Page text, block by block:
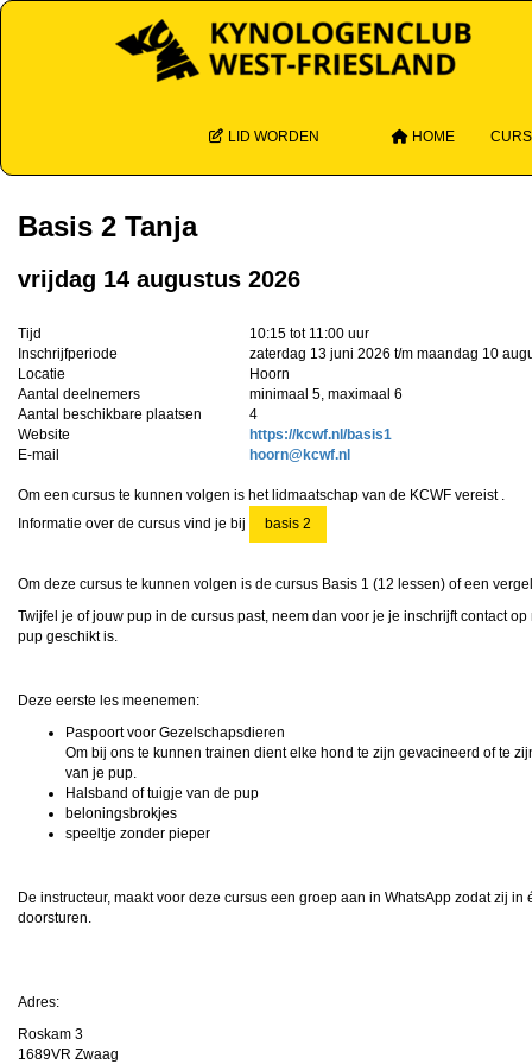
LID WORDEN HOME
Basis 2 Tanja
vrijdag 14 augustus 2026
Tijd
10:15 tot 11:00 uur
Inschrijfperiode
zaterdag 13 juni 2026 t/m maandag 10
Locatie
Hoorn
Aantal deelnemers
minimaal 5, maximaal 6
Aantal beschikbare plaatsen
4
Website
https://kcwf.nl/basis1
E-mail
nrooh@kcwf.nl
Om een cursus te kunnen volgen is het lidmaatschap van de KCWF vereist .
Informatie over de cursus vind je bij
basis 2
Om deze cursus te kunnen volgen is de cursus Basis 1 (12 lessen) of een
Twijfel je of jouw pup in de cursus past, neem dan voor je je inschrijft contact op
pup geschikt is.
Deze eerste les meenemen:
Paspoort voor Gezelschapsdieren
Om bij ons te kunnen trainen dient elke hond te zijn gevacineerd of te
van je pup.
Halsband of tuigje van de pup
beloningsbrokjes
speeltje zonder pieper
De instructeur, maakt voor deze cursus een groep aan in WhatsApp zodat zij
doorsturen.
Adres:
Roskam 3
1689VR Zwaag